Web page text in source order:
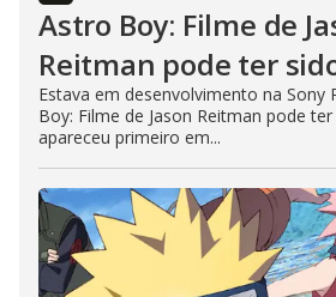
Astro Boy: Filme de
Reitman pode ter
Estava em desenvolvimento na Sony
Boy: Filme de Jason Reitman pode
apareceu primeiro em...